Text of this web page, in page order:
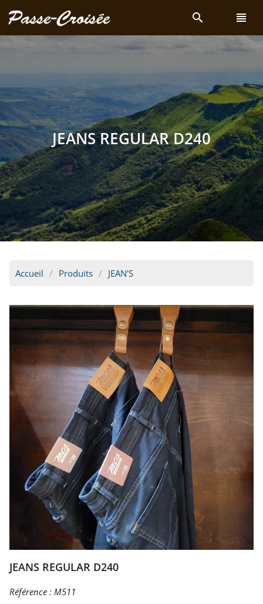
search view_headline
JEANS REGULAR D240
Accueil Produits JEAN'S
JEANS REGULAR D240
Référence : M511